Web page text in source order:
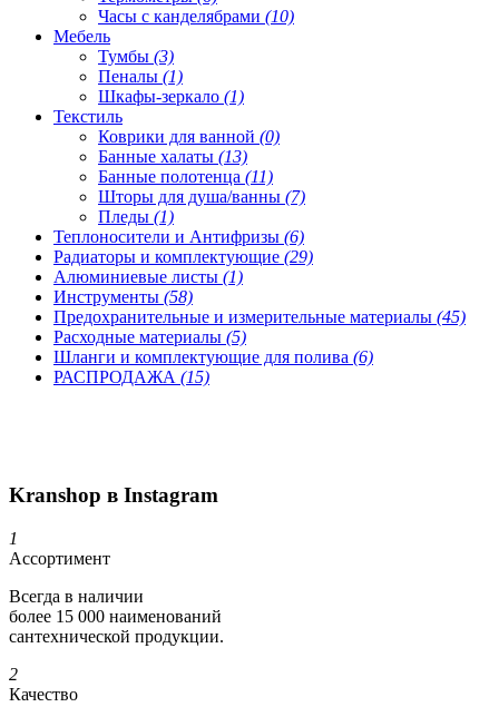
Часы с канделябрами (10)
Мебель
Тумбы (3)
Пеналы (1)
Шкафы-зеркало (1)
Текстиль
Коврики для ванной (0)
Банные халаты (13)
Банные полотенца (11)
Шторы для душа/ванны (7)
Пледы (1)
Теплоносители и Антифризы (6)
Радиаторы и комплектующие (29)
Алюминиевые листы (1)
Инструменты (58)
Предохранительные и измерительные материалы (45)
Расходные материалы (5)
Шланги и комплектующие для полива (6)
РАСПРОДАЖА (15)
Kranshop в Instagram
1
Ассортимент
Всегда в наличии
более 15 000 наименований
сантехнической продукции.
2
Качество